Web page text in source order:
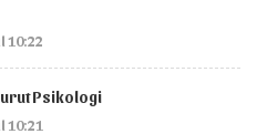
10:22
Psikologi
10:21